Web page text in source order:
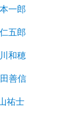
一郎
五郎
和穂
善信
祐士